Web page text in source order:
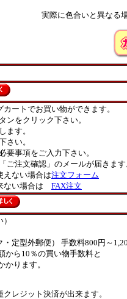
実際に色合いと異なる
ートでお買い物ができます。
をクリック下さい。
ます。
さい。
事項をご入力下さい。
ご注文確認」のメールが届きま
えない場合は注文フォーム
ない場合は FAX注文
定型外郵便） 手数料800円～
ら10％の買い物手数料と
ります。
ジット決済が出来ます。